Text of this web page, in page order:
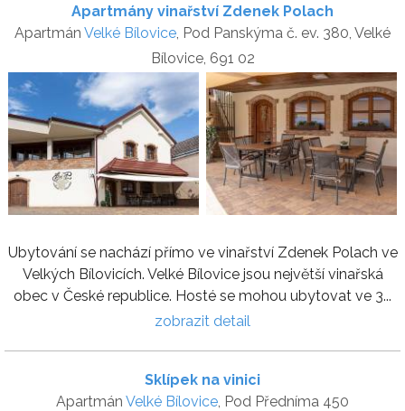
Apartmány vinařství Zdenek Polach
Apartmán Velké Bílovice , Pod Panskýma č. ev. 380, Velké
Bílovice, 691 02
Ubytování se nachází přímo ve vinařství Zdenek Polach ve
Velkých Bílovicích. Velké Bílovice jsou největší vinařská
obec v České republice. Hosté se mohou ubytovat ve 3...
zobrazit detail
Sklípek na vinici
Apartmán Velké Bílovice , Pod Předníma 450